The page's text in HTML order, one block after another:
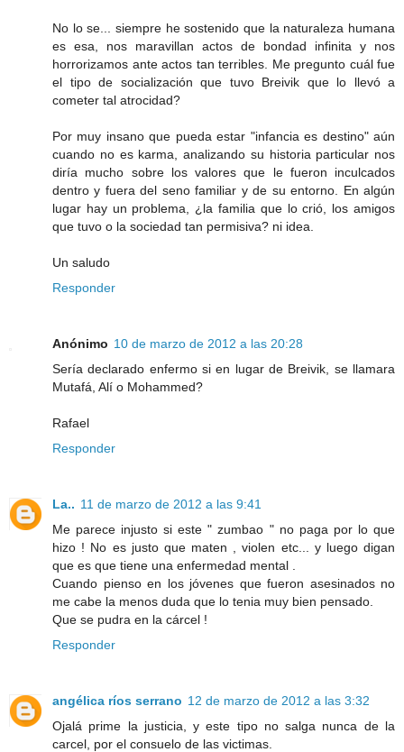
No lo se... siempre he sostenido que la naturaleza humana
es esa, nos maravillan actos de bondad infinita y nos
horrorizamos ante actos tan terribles. Me pregunto cuál fue
el tipo de socialización que tuvo Breivik que lo llevó a
cometer tal atrocidad?
Por muy insano que pueda estar "infancia es destino" aún
cuando no es karma, analizando su historia particular nos
diría mucho sobre los valores que le fueron inculcados
dentro y fuera del seno familiar y de su entorno. En algún
lugar hay un problema, ¿la familia que lo crió, los amigos
que tuvo o la sociedad tan permisiva? ni idea.
Un saludo
Responder
Anónimo 10 de marzo de 2012 a las 20:28
Sería declarado enfermo si en lugar de Breivik, se llamara
Mutafá, Alí o Mohammed?
Rafael
Responder
La.. 11 de marzo de 2012 a las 9:41
Me parece injusto si este " zumbao " no paga por lo que
hizo ! No es justo que maten , violen etc... y luego digan
que es que tiene una enfermedad mental .
Cuando pienso en los jóvenes que fueron asesinados no
me cabe la menos duda que lo tenia muy bien pensado.
Que se pudra en la cárcel !
Responder
angélica ríos serrano 12 de marzo de 2012 a las 3:32
Ojalá prime la justicia, y este tipo no salga nunca de la
carcel, por el consuelo de las victimas.